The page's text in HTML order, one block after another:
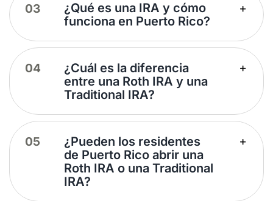
¿Qué es una IRA y cómo
funciona en Puerto Rico?
¿Cuál es la diferencia
entre una Roth IRA y una
Traditional IRA?
¿Pueden los residentes
de Puerto Rico abrir una
Roth IRA o una Traditional
IRA?